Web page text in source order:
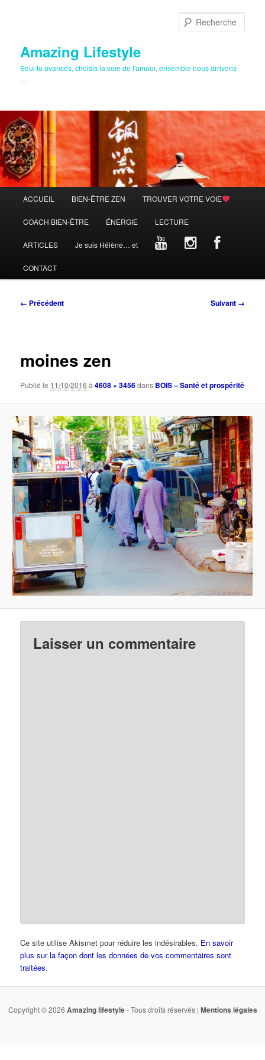
Amazing Lifestyle
Seul tu avances, choisis la voie de l'amour, ensemble nous arrivons
…
principal
ACCUEIL BIEN-ÊTRE ZEN TROUVER VOTRE VOIE
COACH BIEN-ÊTRE ÉNERGIE LECTURE
ARTICLES Je suis Hélène… et
CONTACT
Navigation
← Précédent Suivant →
moines zen
Publié le 11/10/2016 à4608 × 3456dans BOIS – Santé et prospérité
Laisser un commentaire
Ce site utilise Akismet pour réduire les indésirables. En savoir
plus sur la façon dont les données de vos commentaires sont
traitées.
Copyright © 2026 Amazing lifestyle- Tous droits réservés | Mentions légales